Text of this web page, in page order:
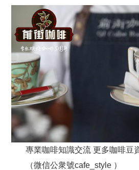
專業咖啡知識交流 更多咖啡豆
（微信公衆號cafe_style ）